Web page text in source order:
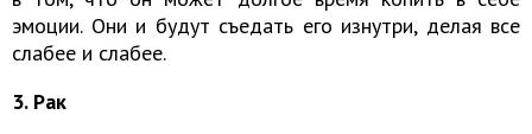
эмоции. Они и будут съедать его изнутри, делая все
слабее и слабее.
3. Рак